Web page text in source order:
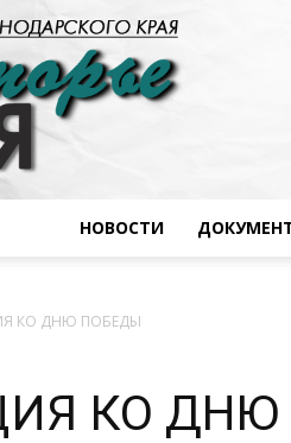
НОВОСТИ
КО ДНЮ ПОБЕДЫ
КО